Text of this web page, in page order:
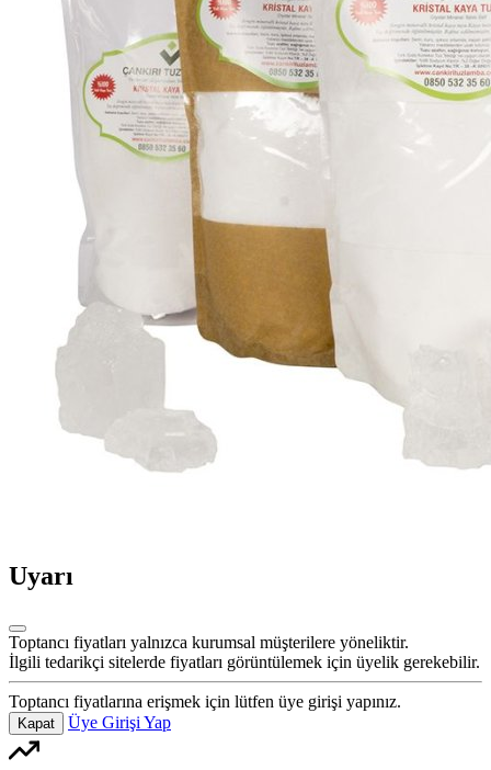
Uyarı
Toptancı fiyatları yalnızca kurumsal müşterilere yöneliktir.
İlgili tedarikçi sitelerde fiyatları görüntülemek için üyelik gerekebilir.
Toptancı fiyatlarına erişmek için lütfen üye girişi yapınız.
Kapat Üye Girişi Yap